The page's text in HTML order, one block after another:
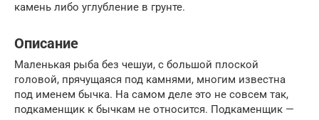
камень либо углубление в грунте.
Описание
Маленькая рыба без чешуи, с большой плоской
головой, прячущаяся под камнями, многим известна
под именем бычка. На самом деле это не совсем так,
подкаменщик к бычкам не относится. Подкаменщик —